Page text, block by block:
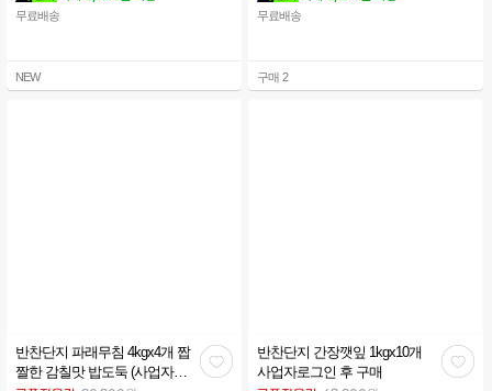
무료배송
NEW
무료배송
구매 2
반찬단지 파래무침 4kgx4개 짭
짤한 감칠맛 밥도둑 (사업자로
관
반찬단지 간장깻잎 1kgx10개
사업자로그인 후 구매
관